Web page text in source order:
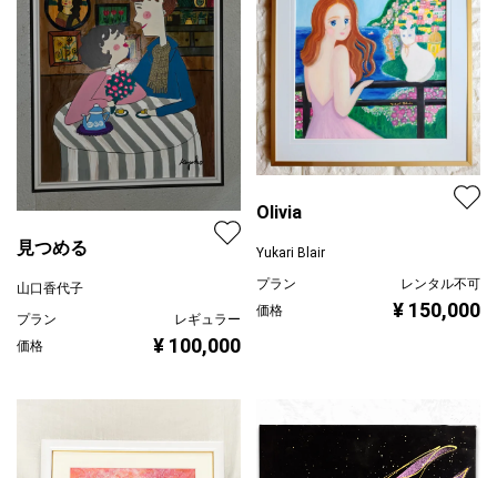
見つめる
山口香代子
プラン
レギュラー
価格
¥ 100,000
Olivia
Yukari Blair
プラン
レンタル不可
価格
¥ 150,000